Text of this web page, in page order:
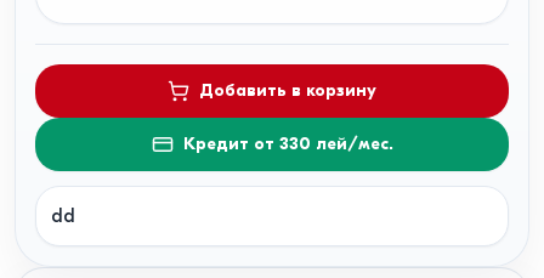
Добавить в корзину
Кредит от 330 лей/мес.
dd